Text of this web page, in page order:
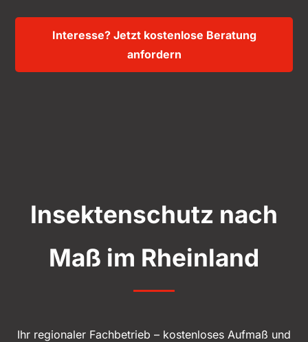
Interesse? Jetzt kostenlose Beratung
anfordern
Insektenschutz nach
Maß im Rheinland
Ihr regionaler Fachbetrieb – kostenloses Aufmaß und